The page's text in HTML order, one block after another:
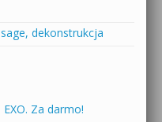
dekonstrukcja
Za darmo!